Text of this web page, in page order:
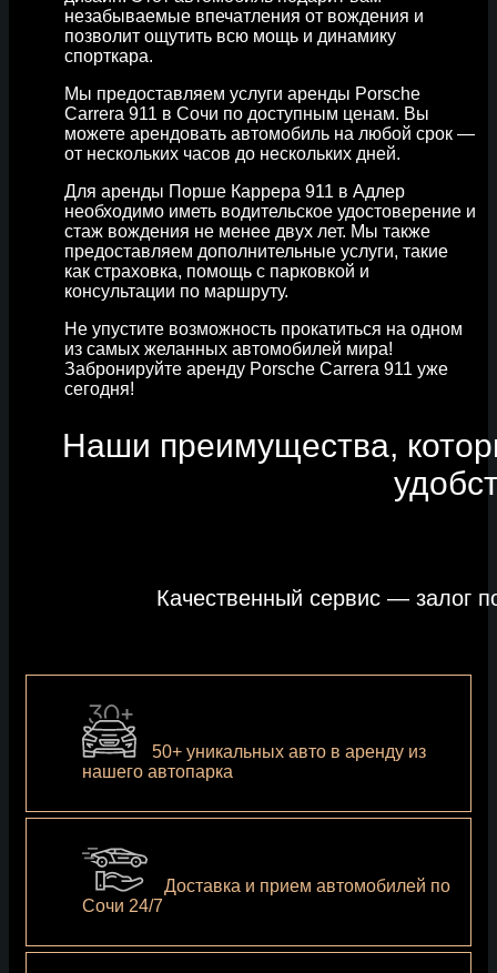
незабываемые впечатления от вождения и
позволит ощутить всю мощь и динамику
спорткара.
Мы предоставляем услуги аренды Porsche
Carrera 911 в Сочи по доступным ценам. Вы
можете арендовать автомобиль на любой срок —
от нескольких часов до нескольких дней.
Для аренды Порше Каррера 911 в Адлер
необходимо иметь водительское удостоверение и
стаж вождения не менее двух лет. Мы также
предоставляем дополнительные услуги, такие
как страховка, помощь с парковкой и
консультации по маршруту.
Не упустите возможность прокатиться на одном
из самых желанных автомобилей мира!
Забронируйте аренду Porsche Carrera 911 уже
сегодня!
Наши преимущества,
Качественный сервис — залог
50+ уникальных авто в аренду из
нашего автопарка
Доставка и прием автомобилей по
Сочи 24/7